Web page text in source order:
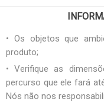
• Os objetos que
produto;
• Verifique as
percurso que ele fará
Nós não nos